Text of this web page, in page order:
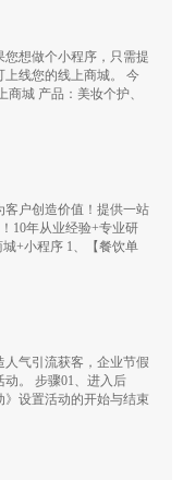
想做个小程序，只需提
线您的线上商城。 今
城 产品：美妆个护、
户创造价值！提供一站
10年从业经验+专业研
+小程序 1、【餐饮单
气引流获客，企业节假
动。 步骤01、进入后
设置活动的开始与结束